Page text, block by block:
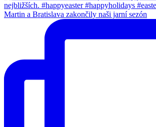
Martin a Bratislava zakončily naši jarní sezón